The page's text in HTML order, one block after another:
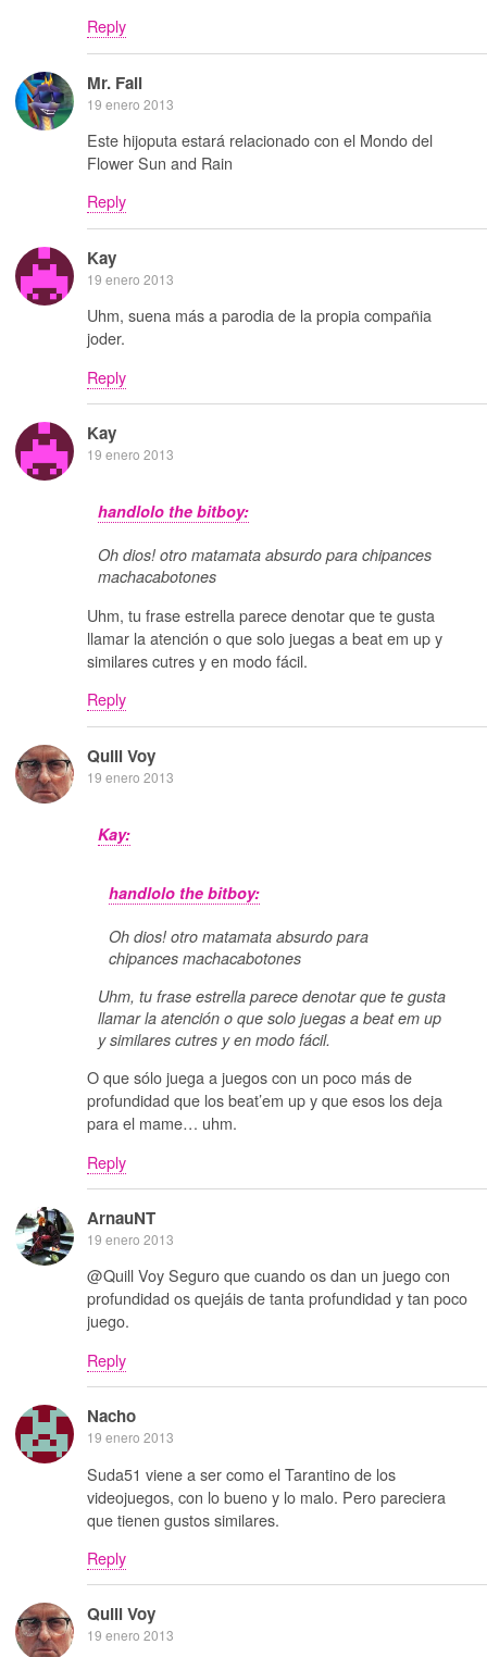
Reply
Mr. Fail
19 enero 2013
Este hijoputa estará relacionado con el Mondo del
Flower Sun and Rain
Reply
Kay
19 enero 2013
Uhm, suena más a parodia de la propia compañia
joder.
Reply
Kay
19 enero 2013
handlolo the bitboy:
Oh dios! otro matamata absurdo para chipances
machacabotones
Uhm, tu frase estrella parece denotar que te gusta
llamar la atención o que solo juegas a beat em up y
similares cutres y en modo fácil.
Reply
Quill Voy
19 enero 2013
Kay:
handlolo the bitboy:
Oh dios! otro matamata absurdo para
chipances machacabotones
Uhm, tu frase estrella parece denotar que te gusta
llamar la atención o que solo juegas a beat em up
y similares cutres y en modo fácil.
O que sólo juega a juegos con un poco más de
profundidad que los beat’em up y que esos los deja
para el mame… uhm.
Reply
ArnauNT
19 enero 2013
@Quill Voy Seguro que cuando os dan un juego con
profundidad os quejáis de tanta profundidad y tan poco
juego.
Reply
Nacho
19 enero 2013
Suda51 viene a ser como el Tarantino de los
videojuegos, con lo bueno y lo malo. Pero pareciera
que tienen gustos similares.
Reply
Quill Voy
19 enero 2013